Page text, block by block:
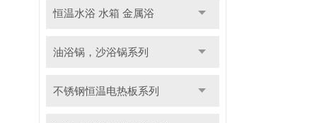
恒温水浴 水箱 金属浴
油浴锅，沙浴锅系列
不锈钢恒温电热板系列